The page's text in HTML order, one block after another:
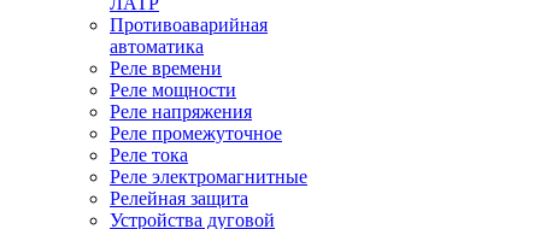
Противоаварийная
автоматика
Реле времени
Реле мощности
Реле напряжения
Реле промежуточное
Реле тока
Реле электромагнитные
Релейная защита
Устройства дуговой